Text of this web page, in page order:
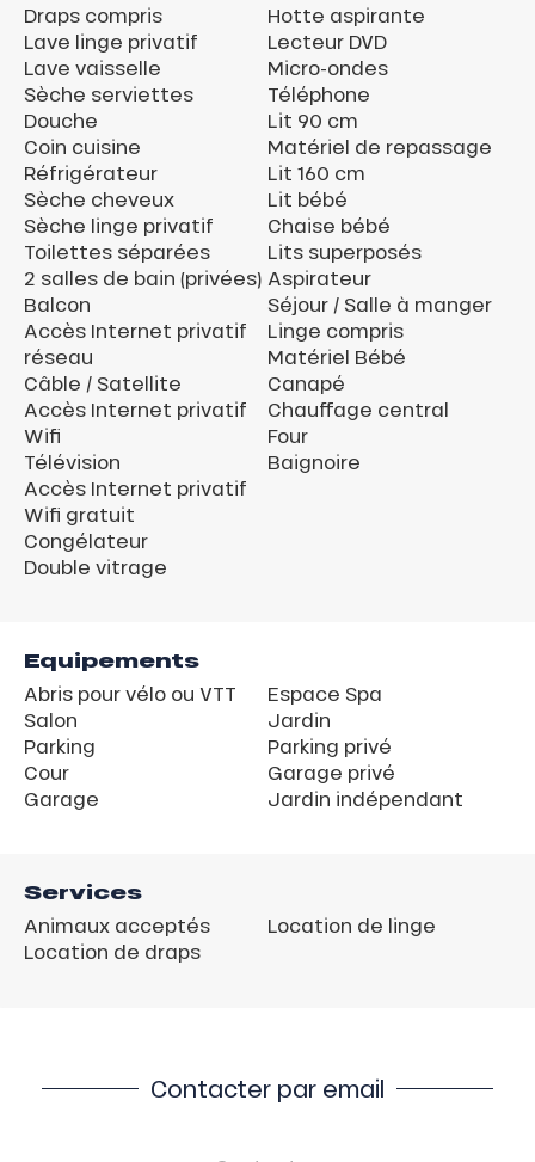
Draps compris
Lave linge privatif
Lave vaisselle
Sèche serviettes
Douche
Coin cuisine
Réfrigérateur
Sèche cheveux
Sèche linge privatif
Toilettes séparées
2 salles de bain (privées)
Balcon
Accès Internet privatif
réseau
Câble / Satellite
Accès Internet privatif
Wifi
Télévision
Accès Internet privatif
Wifi gratuit
Congélateur
Double vitrage
Hotte aspirante
Lecteur DVD
Micro-ondes
Téléphone
Lit 90 cm
Matériel de repassage
Lit 160 cm
Lit bébé
Chaise bébé
Lits superposés
Aspirateur
Séjour / Salle à manger
Linge compris
Matériel Bébé
Canapé
Chauffage central
Four
Baignoire
Equipements
Abris pour vélo ou VTT
Salon
Parking
Cour
Garage
Espace Spa
Jardin
Parking privé
Garage privé
Jardin indépendant
Services
Animaux acceptés
Location de draps
Location de linge
Contacter par email